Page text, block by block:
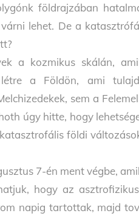
földrajzában
lehet. De a
a kozmikus skálán,
a Földön, ami
sem a
úgy hitte, hogy
földi
7-én ment végbe,
hogy az
napig tartottak, majd